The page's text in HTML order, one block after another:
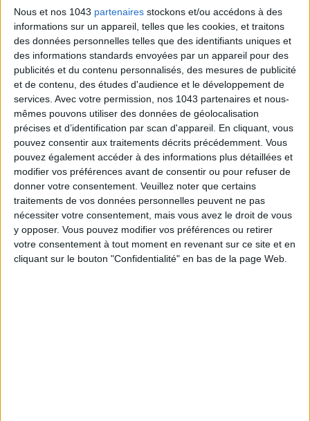
Nous et nos 1043 partenaires stockons et/ou accédons à des
informations sur un appareil, telles que les cookies, et traitons
des données personnelles telles que des identifiants uniques et
des informations standards envoyées par un appareil pour des
publicités et du contenu personnalisés, des mesures de publicité
et de contenu, des études d'audience et le développement de
services. Avec votre permission, nos 1043 partenaires et nous-
mêmes pouvons utiliser des données de géolocalisation
précises et d’identification par scan d'appareil. En cliquant, vous
pouvez consentir aux traitements décrits précédemment. Vous
pouvez également accéder à des informations plus détaillées et
modifier vos préférences avant de consentir ou pour refuser de
donner votre consentement. Veuillez noter que certains
traitements de vos données personnelles peuvent ne pas
nécessiter votre consentement, mais vous avez le droit de vous
y opposer. Vous pouvez modifier vos préférences ou retirer
votre consentement à tout moment en revenant sur ce site et en
cliquant sur le bouton "Confidentialité" en bas de la page Web.
ÉLYSÉE - ÉTOILE: CHIC ADDRESSES TO REMEMBER
SUMMER JEWELRY THAT CAPTURES THE SEASON